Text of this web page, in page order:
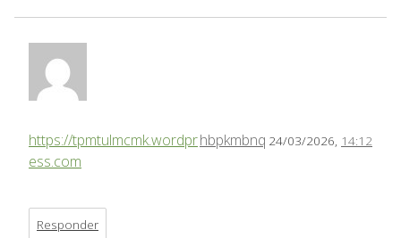
hbpkmbnq 24/03/2026, 14:12
https://tpmtulmcmk.wordpr
ess.com
Responder